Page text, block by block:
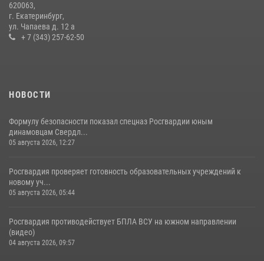
промышленной выставки «Иннопром-2026»
10 июля 2026, 12:35
620063,
г. Екатеринбург,
ул. Чапаева д. 12 а
+ 7 (343) 257-62-50
НОВОСТИ
Формулу безопасности показал спецназ Росгвардии юным
динамовцам Свердл...
05 августа 2026, 12:27
Росгвардия проверяет готовность образовательных учреждений к
новому уч...
05 августа 2026, 05:44
Росгвардия противодействует БПЛА ВСУ на южном направлении
(видео)
04 августа 2026, 09:57